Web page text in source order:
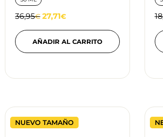
36,95€ 27,71€
AÑADIR AL CARRITO
NUEVO TAMAÑO